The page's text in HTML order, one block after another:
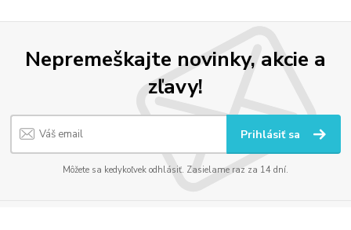
Nepremeškajte novinky, akcie a
zľavy!
Prihlásiť sa
Môžete sa kedykoľvek odhlásiť. Zasielame raz za 14 dní.